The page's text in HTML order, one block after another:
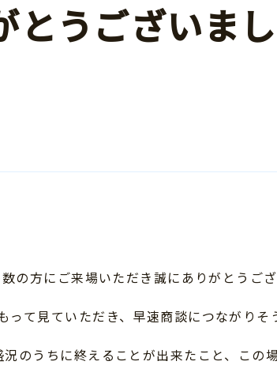
とうございま
の方にご来場いただき誠にありがとうござ
って見ていただき、早速商談につながりそ
のうちに終えることが出来たこと、この